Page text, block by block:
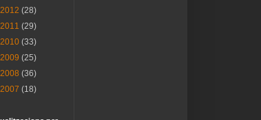
2012 (28)
2011 (29)
2010 (33)
2009 (25)
2008 (36)
2007 (18)